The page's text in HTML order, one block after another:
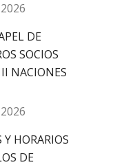
DE
SOCIOS
NACIONES
Y HORARIOS
DE